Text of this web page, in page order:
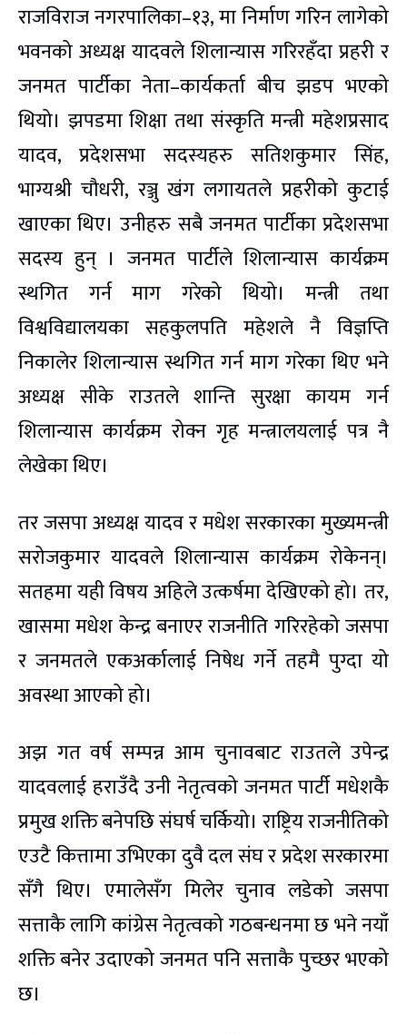
राजविराज नगरपालिका–१३, मा निर्माण गरिन लागेको
भवनको अध्यक्ष यादवले शिलान्यास गरिरहँदा प्रहरी र
जनमत पार्टीका नेता–कार्यकर्ता बीच झडप भएको
थियो। झपडमा शिक्षा तथा संस्कृति मन्त्री महेशप्रसाद
यादव, प्रदेशसभा सदस्यहरु सतिशकुमार सिंह,
भाग्यश्री चौधरी, रञ्जु खंग लगायतले प्रहरीको कुटाई
खाएका थिए। उनीहरु सबै जनमत पार्टीका प्रदेशसभा
सदस्य हुन् । जनमत पार्टीले शिलान्यास कार्यक्रम
स्थगित गर्न माग गरेको थियो। मन्त्री तथा
विश्वविद्यालयका सहकुलपति महेशले नै विज्ञप्ति
निकालेर शिलान्यास स्थगित गर्न माग गरेका थिए भने
अध्यक्ष सीके राउतले शान्ति सुरक्षा कायम गर्न
शिलान्यास कार्यक्रम रोक्न गृह मन्त्रालयलाई पत्र नै
लेखेका थिए।
तर जसपा अध्यक्ष यादव र मधेश सरकारका मुख्यमन्त्री
सरोजकुमार यादवले शिलान्यास कार्यक्रम रोकेनन्।
सतहमा यही विषय अहिले उत्कर्षमा देखिएको हो। तर,
खासमा मधेश केन्द्र बनाएर राजनीति गरिरहेको जसपा
र जनमतले एकअर्कालाई निषेध गर्ने तहमै पुग्दा यो
अवस्था आएको हो।
अझ गत वर्ष सम्पन्न आम चुनावबाट राउतले उपेन्द्र
यादवलाई हराउँदै उनी नेतृत्वको जनमत पार्टी मधेशकै
प्रमुख शक्ति बनेपछि संघर्ष चर्कियो। राष्ट्रिय राजनीतिको
एउटै कित्तामा उभिएका दुवै दल संघ र प्रदेश सरकारमा
सँगै थिए। एमालेसँग मिलेर चुनाव लडेको जसपा
सत्ताकै लागि कांग्रेस नेतृत्वको गठबन्धनमा छ भने नयाँ
शक्ति बनेर उदाएको जनमत पनि सत्ताकै पुच्छर भएको
छ।